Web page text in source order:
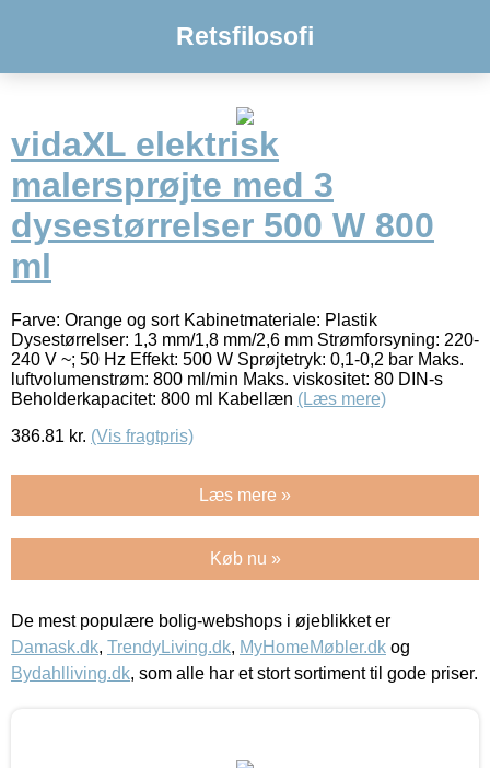
Retsfilosofi
vidaXL elektrisk
malersprøjte med 3
dysestørrelser 500 W 800
ml
Farve: Orange og sort Kabinetmateriale: Plastik
Dysestørrelser: 1,3 mm/1,8 mm/2,6 mm Strømforsyning: 220-
240 V ~; 50 Hz Effekt: 500 W Sprøjtetryk: 0,1-0,2 bar Maks.
luftvolumenstrøm: 800 ml/min Maks. viskositet: 80 DIN-s
Beholderkapacitet: 800 ml Kabellæn (Læs mere)
386.81 kr. (Vis fragtpris)
Læs mere »
Køb nu »
De mest populære bolig-webshops i øjeblikket er
Damask.dk, TrendyLiving.dk, MyHomeMøbler.dk og
Bydahlliving.dk, som alle har et stort sortiment til gode priser.